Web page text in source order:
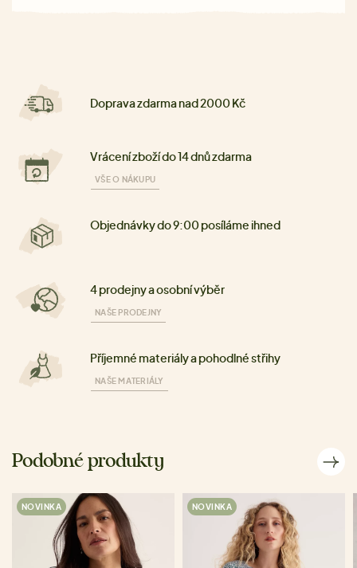
Doprava zdarma nad 2000 Kč
Vrácení zboží do 14 dnů zdarma
VŠE O NÁKUPU
Objednávky do 9:00 posíláme ihned
4 prodejny a osobní výběr
NAŠE PRODEJNY
Příjemné materiály a pohodlné střihy
NAŠE MATERIÁLY
Podobné produkty
NOVINKA NOVINKA